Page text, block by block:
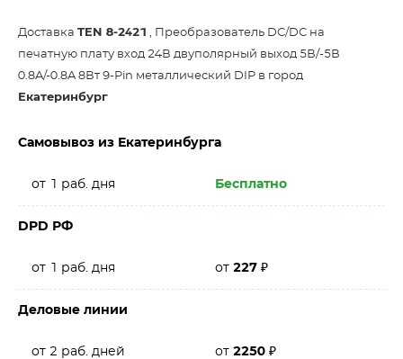
Доставка TEN 8-2421 , Преобразователь DC/DC на
печатную плату вход 24В двуполярный выход 5В/-5В
0.8A/-0.8A 8Вт 9-Pin металлический DIP в город
Екатеринбург
Самовывоз из Екатеринбурга
от 1 раб. дня Бесплатно
DPD РФ
от 1 раб. дня от 227 ₽
Деловые линии
от 2 раб. дней от 2250 ₽